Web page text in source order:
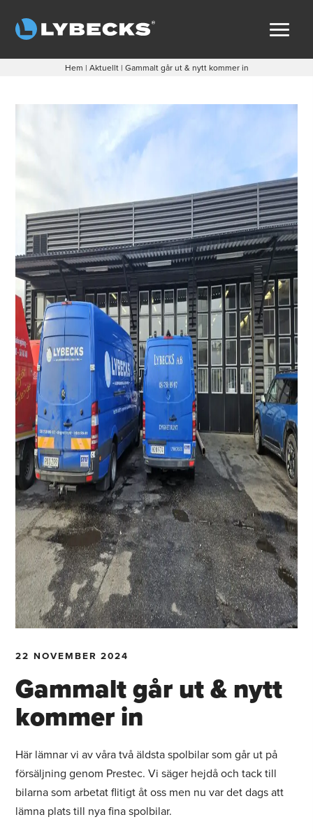
Hem | Aktuellt| Gammalt går ut & nytt kommer in
22 NOVEMBER 2024
Gammalt går ut & nytt
kommer in
Här lämnar vi av våra två äldsta spolbilar som går ut på
försäljning genom Prestec. Vi säger hejdå och tack till
bilarna som arbetat flitigt åt oss men nu var det dags att
lämna plats till nya fina spolbilar.